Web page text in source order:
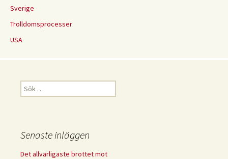
Sverige
Trolldomsprocesser
USA
Sök
efter:
Senaste inläggen
Det allvarligaste brottet mot